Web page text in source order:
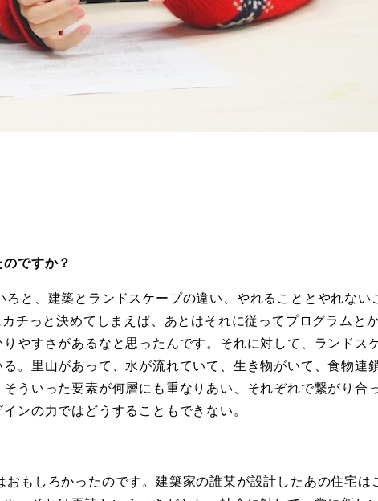
ですか？
と、建築とランドスケープの違い、やれることとやれない
チっと決めてしまえば、あとはそれに従ってプログラムと
やすさがあるなと思ったんです。それに対して、ランドス
。里山があって、水が流れていて、生き物がいて、食物連
ういった要素が何層にも重なりあい、それぞれで繋がり合
ンの力ではどうすることもできない。
もしろかったのです。建築家の誰某が設計したあの住宅は